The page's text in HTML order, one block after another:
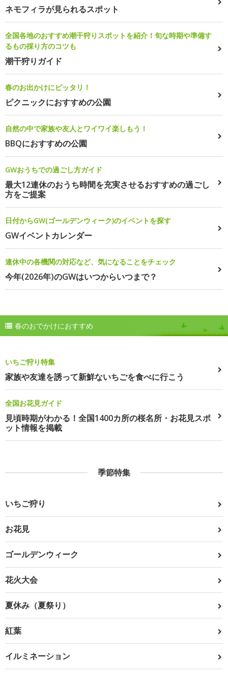
ネモフィラが見られるスポット
全国各地のおすすめ潮干狩りスポットを紹介！旬な時期や準備す
るもの採り方のコツも
潮干狩りガイド
春のお出かけにピッタリ！
ピクニックにおすすめの公園
自然の中で家族や友人とワイワイ楽しもう！
BBQにおすすめの公園
GWおうちでの過ごし方ガイド
最大12連休のおうち時間を充実させるおすすめの過ごし
方をご提案
日付からGW(ゴールデンウィーク)のイベントを探す
GWイベントカレンダー
連休中の各機関の対応など、気になることをチェック
今年(2026年)のGWはいつからいつまで？
春のおでかけにおすすめ
いちご狩り特集
家族や友達を誘って新鮮ないちごを食べに行こう
全国お花見ガイド
見頃時期がわかる！全国1400カ所の桜名所・お花見スポ
ット情報を掲載
季節特集
いちご狩り
お花見
ゴールデンウィーク
花火大会
夏休み（夏祭り）
紅葉
イルミネーション